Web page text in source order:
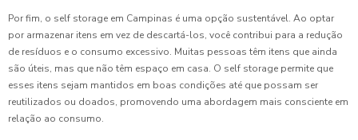
Por fim, o self storage em Campinas é uma opção sustentável. Ao optar
por armazenar itens em vez de descartá-los, você contribui para a redução
de resíduos e o consumo excessivo. Muitas pessoas têm itens que ainda
são úteis, mas que não têm espaço em casa. O self storage permite que
esses itens sejam mantidos em boas condições até que possam ser
reutilizados ou doados, promovendo uma abordagem mais consciente em
relação ao consumo.